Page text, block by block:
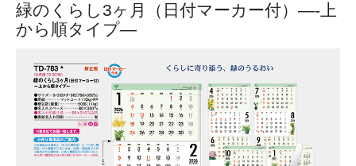
緑のくらし3ヶ月（日付マーカー付）―-上
から順タイプ―